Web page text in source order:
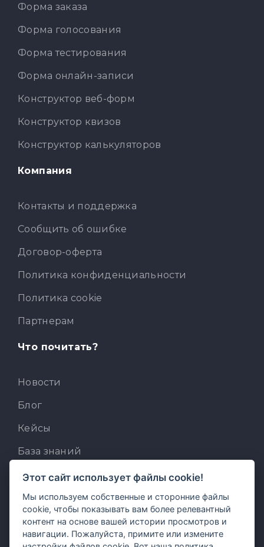
Форма заказа
Форма голосования
Форма тестирования
Форма онлайн-записи
Конструктор веб-форм
Конструктор квизов
Конструктор калькуляторов
Компания
Контакты и поддержка
Сообщить об ошибке
Договор-оферта
Политика конфиденциальности
Политика cookie
Партнерам
Что почитать?
Новости
Блог
Кейсы
База знаний
Для разработчиков
Встроенный AI-ассистент
MCP для AI-клиентов
Отзывы и предложения
Этот сайт использует файлы cookie!
Мы используем собственные и сторонние файлы
cookie, чтобы показывать вам более релевантный
контент на основе вашей истории просмотров и
навигации. Пожалуйста, примите или измените